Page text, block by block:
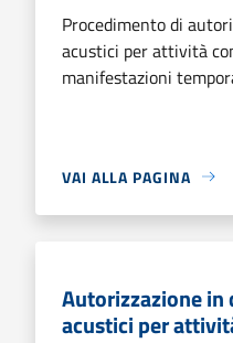
Procedimento di
acustici per attività
manifestazioni
VAI ALLA PAGINA
Autorizzazione
acustici per